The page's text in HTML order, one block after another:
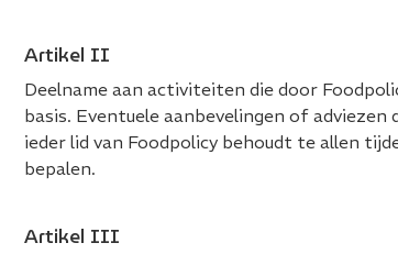
Artikel II
Deelname aan activiteiten die door
basis. Eventuele aanbevelingen of
ieder lid van Foodpolicy behoudt te allen
bepalen.
Artikel III